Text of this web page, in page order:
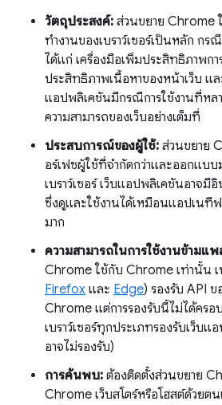
วัตถุประสงค์: ส่วนขยาย Chrome
ทำงานของเบราว์เซอร์เป็นหลัก กร
ได้แก่ เครื่องมือเพิ่มประสิทธิภาพกา
ประสิทธิภาพเนื้อหาของหน้าเว็บ แล
แอปพลิเคชันมีกรณีการใช้งานที่หลา
ความสามารถของเว็บอย่างเต็มที่
ประสบการณ์ของผู้ใช้: ส่วนขยาย
อร์เฟซผู้ใช้ที่จำกัดกว่าและออกแบบ
เบราว์เซอร์ เว็บแอปพลิเคชันอาจ
ซึ่งดูและใช้งานได้เหมือนแอปเนที
มาก
ความสามารถในการใช้งานข้ามแ
Chrome ใช้กับ Chrome เท่านั้น เ
Firefox และ Edge) รองรับ API
Chrome แต่การรองรับนี้ไม่ได้ครอ
เบราว์เซอร์ทุกประเภทรองรับเว็บ
อาจไม่รองรับ)
การค้นพบ: ต้องติดตั้งส่วนขยาย
Chrome เว็บสโตร์หรือโฮสต์ด้วยต